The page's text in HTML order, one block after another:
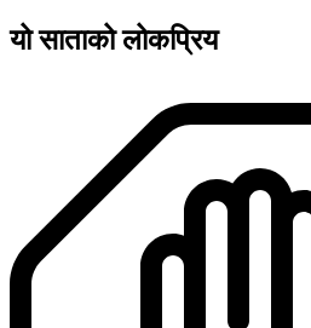
यो साताको लोकप्रिय